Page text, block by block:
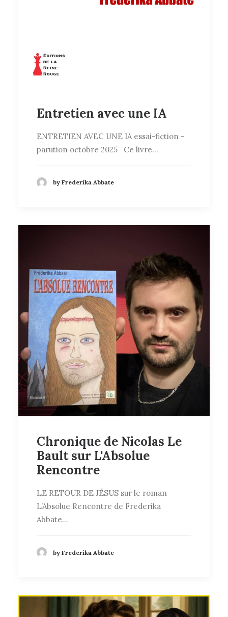
Entretien avec une IA
ENTRETIEN AVEC UNE IA essai-fiction -
parution octobre 2025 Ce livre…
by Frederika Abbate
Chronique de Nicolas Le
Bault sur L'Absolue
Rencontre
LE RETOUR DE JÉSUS sur le roman
L’Absolue Rencontre de Frederika
Abbate…
by Frederika Abbate